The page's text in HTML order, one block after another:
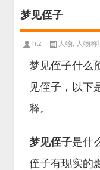
梦见侄子
htz 人物, 人物称
梦见侄子什么
见侄子，以下
释。
梦见侄子是什
侄子有现实的